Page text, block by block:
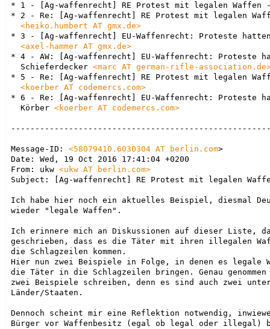
* 1 - [Ag-waffenrecht] RE Protest mit legalen Waffen
* 2 - Re: [Ag-waffenrecht] RE Protest mit legalen
<heiko.humbert AT gmx.de>
* 3 - [Ag-waffenrecht] EU-Waffenrecht: Proteste
<axel-hammer AT gmx.de>
* 4 - AW: [Ag-waffenrecht] EU-Waffenrecht: Proteste
  Schieferdecker
<marc AT german-rifle-
* 5 - Re: [Ag-waffenrecht] RE Protest mit legalen
<koerber AT codemercs.com>
* 6 - Re: [Ag-waffenrecht] EU-Waffenrecht: Proteste
  Körber
<koerber AT codemercs.com>
Message-ID: <58079410.6030304 AT berlin.com>
Date: Wed, 19 Oct 2016 17:41:04 +0200
From: ukw <ukw AT berlin.com>
Subject: [Ag-waffenrecht] RE Protest mit legalen
Ich habe hier noch ein aktuelles Beispiel, diesmal
wieder "legale Waffen".
Ich erinnere mich an Diskussionen auf dieser Liste,
geschrieben, dass es die Täter mit ihren illegalen
die Schlagzeilen kommen.
Hier nun zwei Beispiele in Folge, in denen es legale
die Täter in die Schlagzeilen bringen. Genau
zwei Beispiele schreiben, denn es sind auch zwei
Länder/Staaten.
Dennoch scheint mir eine Reflektion notwendig,
Bürger vor Waffenbesitz (egal ob legal oder